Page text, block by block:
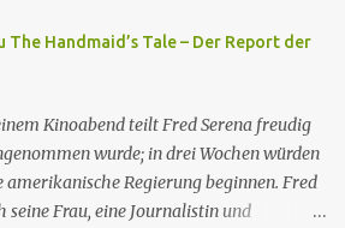
The Handmaid’s Tale – Der Report der
Kinoabend teilt Fred Serena freudig
wurde; in drei Wochen würden
Regierung beginnen. Fred
seine Frau, eine Journalistin und